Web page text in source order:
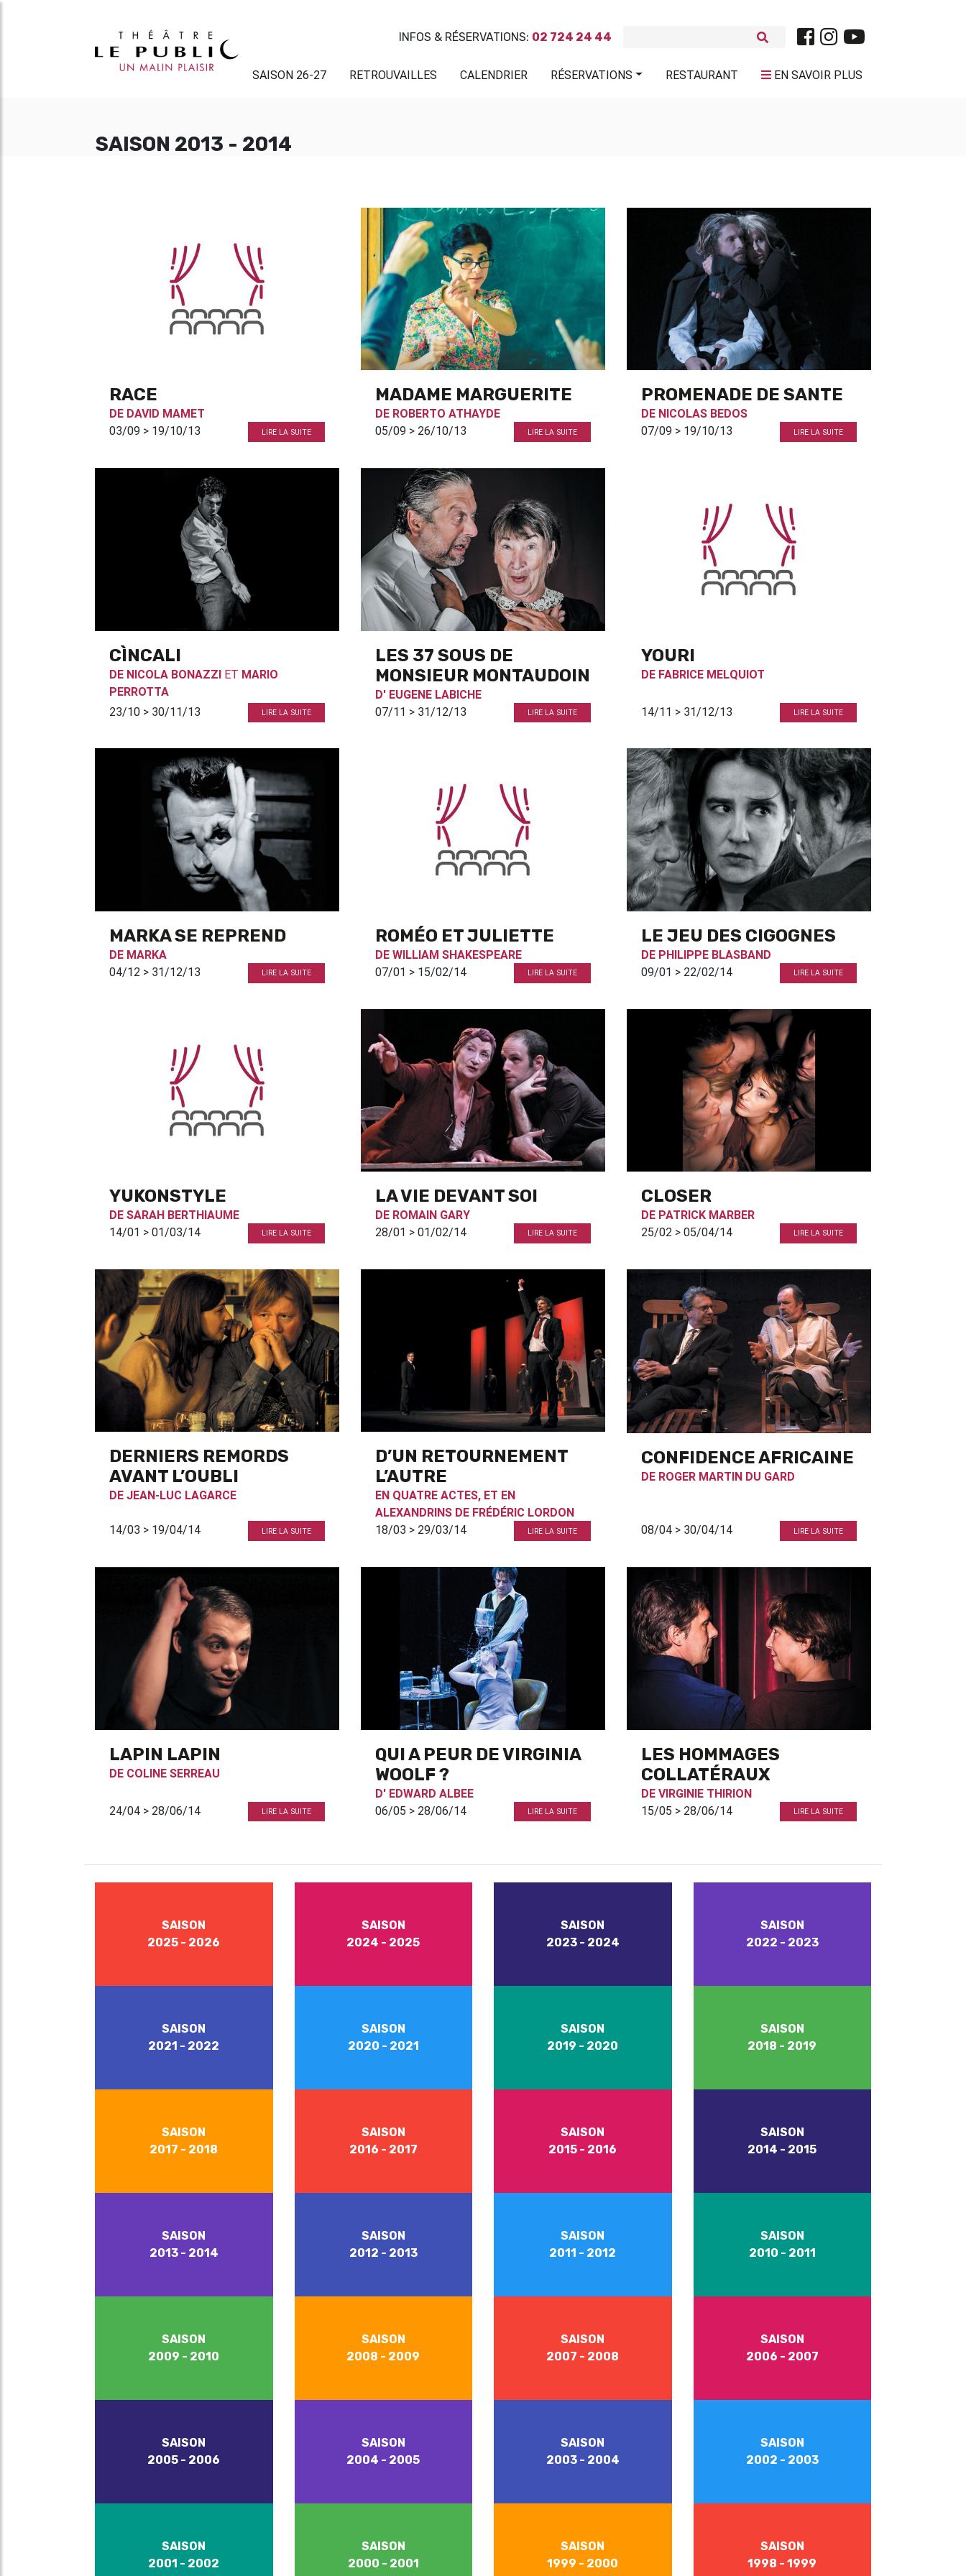
INFOS & RÉSERVATIONS: 02 724 24 44
SAISON 26-27 RETROUVAILLES CALENDRIER RÉSERVATIONS RESTAURANT EN SAVOIR PLUS
SAISON 2013 - 2014
RACE
DE DAVID MAMET
03/09 > 19/10/13
LIRE LA SUITE
MADAME MARGUERITE
DE ROBERTO ATHAYDE
05/09 > 26/10/13
LIRE LA SUITE
PROMENADE DE SANTE
DE NICOLAS BEDOS
07/09 > 19/10/13
LIRE LA SUITE
CÌNCALI
DE NICOLA BONAZZI ET MARIO
PERROTTA
23/10 > 30/11/13
LIRE LA SUITE
LES 37 SOUS DE
MONSIEUR MONTAUDOIN
D' EUGENE LABICHE
07/11 > 31/12/13
LIRE LA SUITE
YOURI
DE FABRICE MELQUIOT
14/11 > 31/12/13 LIRE LA SUITE
MARKA SE REPREND
DE MARKA
04/12 > 31/12/13
LIRE LA SUITE
ROMÉO ET JULIETTE
DE WILLIAM SHAKESPEARE
07/01 > 15/02/14
LIRE LA SUITE
LE JEU DES CIGOGNES
DE PHILIPPE BLASBAND
09/01 > 22/02/14
LIRE LA SUITE
YUKONSTYLE
DE SARAH BERTHIAUME
14/01 > 01/03/14
LIRE LA SUITE
LA VIE DEVANT SOI
DE ROMAIN GARY
28/01 > 01/02/14
LIRE LA SUITE
CLOSER
DE PATRICK MARBER
25/02 > 05/04/14
LIRE LA SUITE
DERNIERS REMORDS
AVANT L’OUBLI
DE JEAN-LUC LAGARCE
14/03 > 19/04/14 LIRE LA SUITE
D’UN RETOURNEMENT
L’AUTRE
EN QUATRE ACTES, ET EN
ALEXANDRINS DE FRÉDÉRIC LORDON
18/03 > 29/03/14
LIRE LA SUITE
CONFIDENCE AFRICAINE
DE ROGER MARTIN DU GARD
08/04 > 30/04/14 LIRE LA SUITE
LAPIN LAPIN
DE COLINE SERREAU
24/04 > 28/06/14 LIRE LA SUITE
QUI A PEUR DE VIRGINIA
WOOLF ?
D' EDWARD ALBEE
06/05 > 28/06/14
LIRE LA SUITE
LES HOMMAGES
COLLATÉRAUX
DE VIRGINIE THIRION
15/05 > 28/06/14
LIRE LA SUITE
SAISON
2025 - 2026
SAISON
2024 - 2025
SAISON
2023 - 2024
SAISON
2022 - 2023
SAISON
2021 - 2022
SAISON
2020 - 2021
SAISON
2019 - 2020
SAISON
2018 - 2019
SAISON
2017 - 2018
SAISON
2016 - 2017
SAISON
2015 - 2016
SAISON
2014 - 2015
SAISON
2013 - 2014
SAISON
2012 - 2013
SAISON
2011 - 2012
SAISON
2010 - 2011
SAISON
2009 - 2010
SAISON
2008 - 2009
SAISON
2007 - 2008
SAISON
2006 - 2007
SAISON
2005 - 2006
SAISON
2004 - 2005
SAISON
2003 - 2004
SAISON
2002 - 2003
SAISON
2001 - 2002
SAISON
2000 - 2001
SAISON
1999 - 2000
SAISON
1998 - 1999